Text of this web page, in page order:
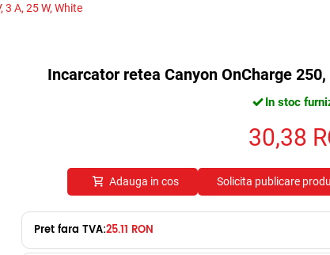
A, 25 W, White
Incarcator retea Canyon OnCharge 250,
In stoc
30,38
Adauga in cos Solicita publicare
Pret fara TVA:25.11 RON